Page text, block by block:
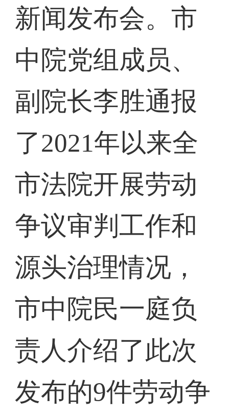
新闻发布会。市
中院党组成员、
副院长李胜通报
了2021年以来全
市法院开展劳动
争议审判工作和
源头治理情况，
市中院民一庭负
责人介绍了此次
发布的9件劳动争